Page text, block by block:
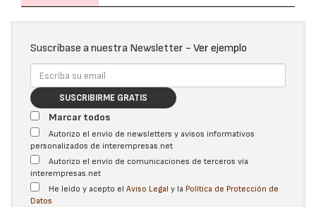
Suscríbase a nuestra Newsletter - Ver ejemplo
SUSCRIBIRME GRATIS
Marcar todos
Autorizo el envío de newsletters y avisos informativos
personalizados de interempresas.net
Autorizo el envío de comunicaciones de terceros vía
interempresas.net
He leído y acepto el Aviso Legal y la Política de Protección de
Datos